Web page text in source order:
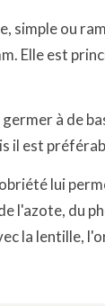
simple ou
Elle est
à de
il est
lui
l'azote, du
la lentille,